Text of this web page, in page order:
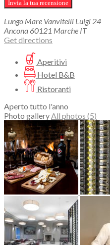
Lungo Mare Vanvitelli Luigi 24
Ancona 60121 Marche IT
Get directions
Aperitivi
Hotel B&B
Ristoranti
Aperto tutto l'anno
Photo galleryAll photos (5)